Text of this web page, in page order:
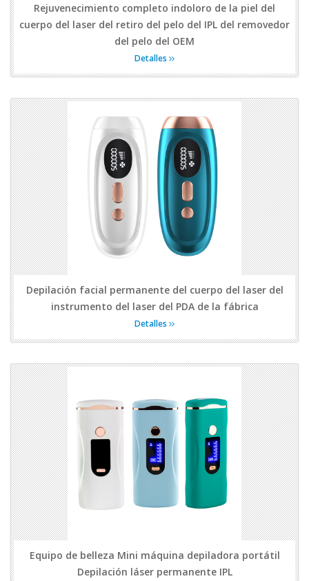
Rejuvenecimiento completo indoloro de la piel del
cuerpo del laser del retiro del pelo del IPL del removedor
del pelo del OEM
Detalles
Depilación facial permanente del cuerpo del laser del
instrumento del laser del PDA de la fábrica
Detalles
Equipo de belleza Mini máquina depiladora portátil
Depilación láser permanente IPL